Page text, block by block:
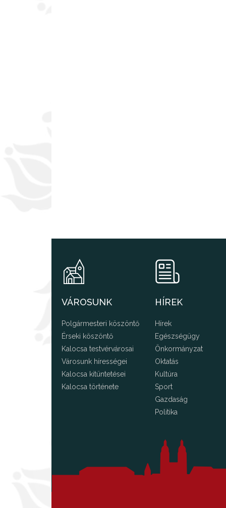
VÁROSUNK
Polgármesteri köszöntő
Érseki köszöntő
Kalocsa testvérvárosai
Városunk hírességei
Kalocsa kitüntetései
Kalocsa története
HÍREK
Hírek
Egészségügy
Önkormányzat
Oktatás
Kultúra
Sport
Gazdaság
Politika